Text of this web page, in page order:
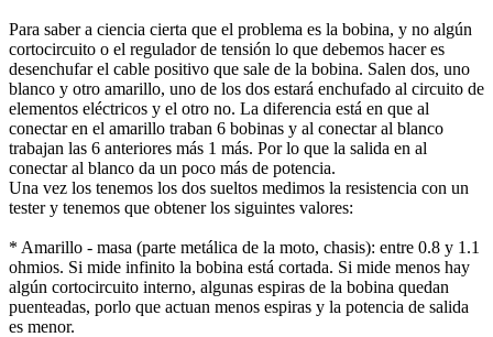
Para saber a ciencia cierta que el problema es la bobina, y no algún
cortocircuito o el regulador de tensión lo que debemos hacer es
desenchufar el cable positivo que sale de la bobina. Salen dos, uno
blanco y otro amarillo, uno de los dos estará enchufado al circuito de
elementos eléctricos y el otro no. La diferencia está en que al
conectar en el amarillo traban 6 bobinas y al conectar al blanco
trabajan las 6 anteriores más 1 más. Por lo que la salida en al
conectar al blanco da un poco más de potencia.
Una vez los tenemos los dos sueltos medimos la resistencia con un
tester y tenemos que obtener los siguintes valores:
* Amarillo - masa (parte metálica de la moto, chasis): entre 0.8 y 1.1
ohmios. Si mide infinito la bobina está cortada. Si mide menos hay
algún cortocircuito interno, algunas espiras de la bobina quedan
puenteadas, porlo que actuan menos espiras y la potencia de salida
es menor.